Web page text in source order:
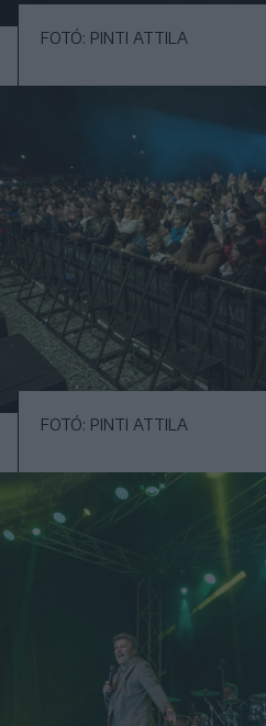
FOTÓ: PINTI ATTILA
FOTÓ: PINTI ATTILA